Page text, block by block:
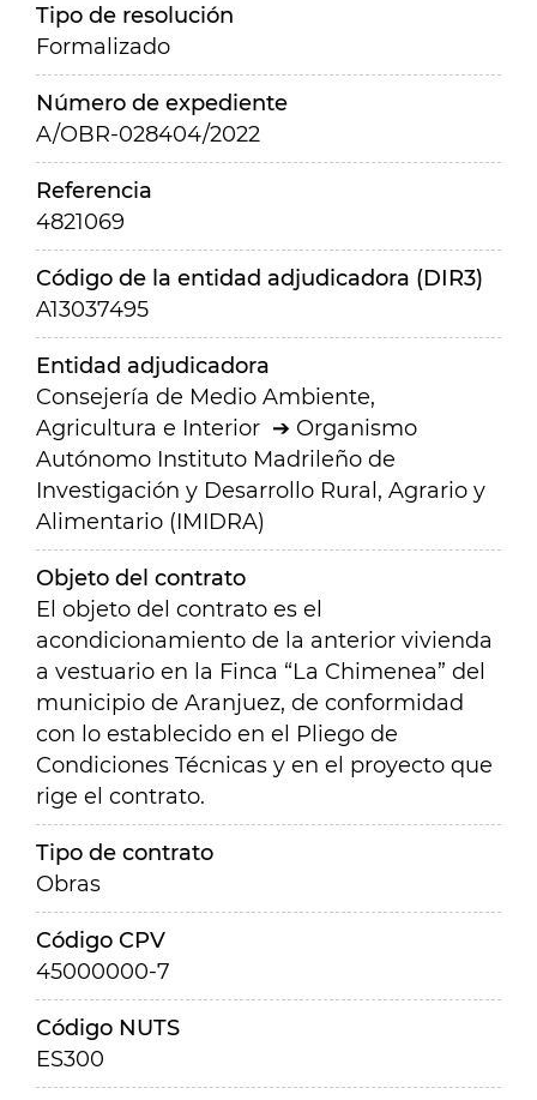
Tipo de resolución
Formalizado
Número de expediente
A/OBR-028404/2022
Referencia
4821069
Código de la entidad adjudicadora (DIR3)
A13037495
Entidad adjudicadora
Consejería de Medio Ambiente,
Agricultura e Interior
Organismo
Autónomo Instituto Madrileño de
Investigación y Desarrollo Rural, Agrario y
Alimentario (IMIDRA)
Objeto del contrato
El objeto del contrato es el
acondicionamiento de la anterior vivienda
a vestuario en la Finca “La Chimenea” del
municipio de Aranjuez, de conformidad
con lo establecido en el Pliego de
Condiciones Técnicas y en el proyecto que
rige el contrato.
Tipo de contrato
Obras
Código CPV
45000000-7
Código NUTS
ES300